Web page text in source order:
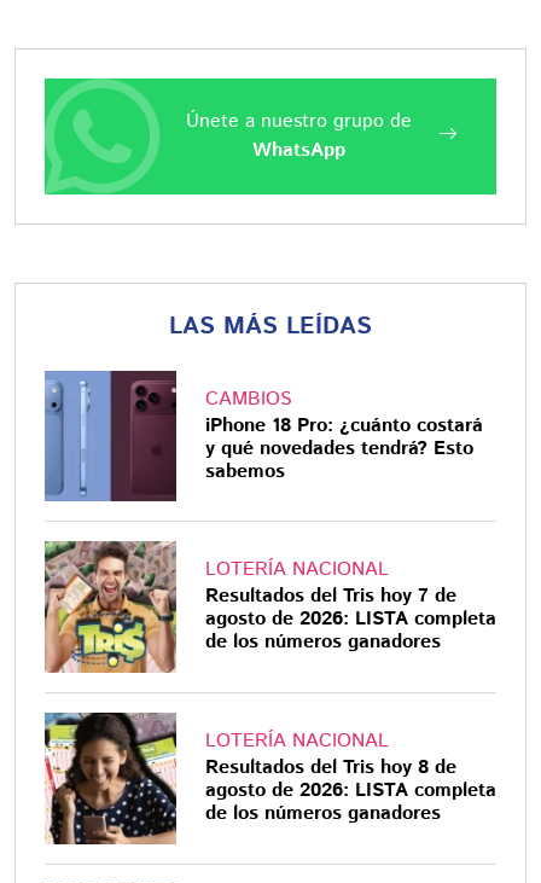
Únete a nuestro grupo de
WhatsApp
LAS MÁS LEÍDAS
CAMBIOS
iPhone 18 Pro: ¿cuánto costará
y qué novedades tendrá? Esto
sabemos
LOTERÍA NACIONAL
Resultados del Tris hoy 7 de
agosto de 2026: LISTA completa
de los números ganadores
LOTERÍA NACIONAL
Resultados del Tris hoy 8 de
agosto de 2026: LISTA completa
de los números ganadores